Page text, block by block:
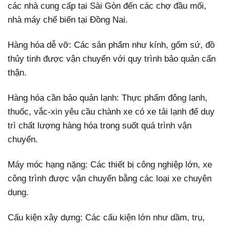
các nhà cung cấp tại Sài Gòn đến các chợ đầu mối,
nhà máy chế biến tại Đồng Nai.
Hàng hóa dễ vỡ: Các sản phẩm như kính, gốm sứ, đồ
thủy tinh được vận chuyển với quy trình bảo quản cẩn
thận.
Hàng hóa cần bảo quản lạnh: Thực phẩm đông lạnh,
thuốc, vắc-xin yêu cầu chành xe có xe tải lạnh để duy
trì chất lượng hàng hóa trong suốt quá trình vận
chuyển.
Máy móc hạng nặng: Các thiết bị công nghiệp lớn, xe
công trình được vận chuyển bằng các loại xe chuyên
dụng.
Cấu kiện xây dựng: Các cấu kiện lớn như dầm, trụ,